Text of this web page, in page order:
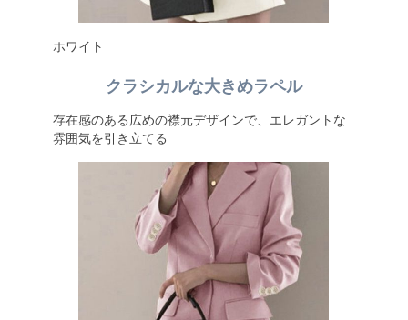
ホワイト
クラシカルな大きめラペル
存在感のある広めの襟元デザインで、エレガントな
雰囲気を引き立てる